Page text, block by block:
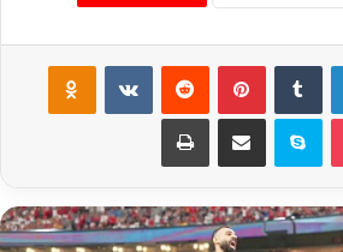
لينكدإن بينتيريست ‏VKontakte
سكايب مشاركة عبر البريد طباعة